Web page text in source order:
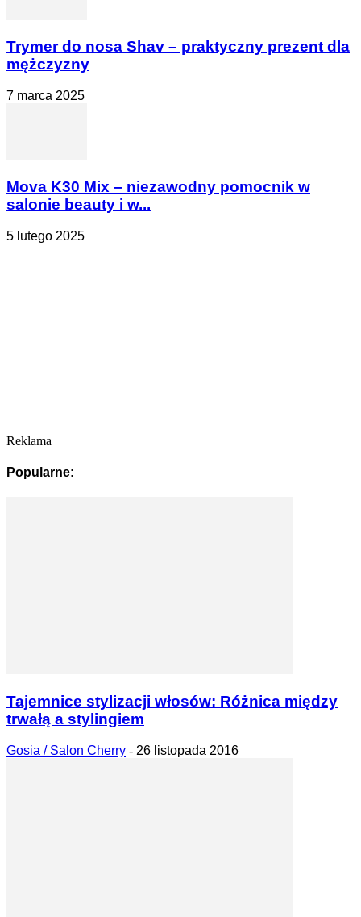
Trymer do nosa Shav – praktyczny prezent dla
mężczyzny
7 marca 2025
Mova K30 Mix – niezawodny pomocnik w
salonie beauty i w...
5 lutego 2025
Reklama
Popularne:
Tajemnice stylizacji włosów: Różnica między
trwałą a stylingiem
Gosia / Salon Cherry - 26 listopada 2016